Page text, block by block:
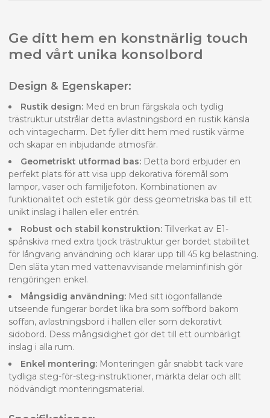
Ge ditt hem en konstnärlig touch
med vårt unika konsolbord
Design & Egenskaper:
Rustik design: Med en brun färgskala och tydlig
trästruktur utstrålar detta avlastningsbord en rustik känsla
och vintagecharm. Det fyller ditt hem med rustik värme
och skapar en inbjudande atmosfär.
Geometriskt utformad bas: Detta bord erbjuder en
perfekt plats för att visa upp dekorativa föremål som
lampor, vaser och familjefoton. Kombinationen av
funktionalitet och estetik gör dess geometriska bas till ett
unikt inslag i hallen eller entrén.
Robust och stabil konstruktion: Tillverkat av E1-
spånskiva med extra tjock trästruktur ger bordet stabilitet
för långvarig användning och klarar upp till 45 kg belastning.
Den släta ytan med vattenavvisande melaminfinish gör
rengöringen enkel.
Mångsidig användning: Med sitt iögonfallande
utseende fungerar bordet lika bra som soffbord bakom
soffan, avlastningsbord i hallen eller som dekorativt
sidobord. Dess mångsidighet gör det till ett oumbärligt
inslag i alla rum.
Enkel montering: Monteringen går snabbt tack vare
tydliga steg-för-steg-instruktioner, märkta delar och allt
nödvändigt monteringsmaterial.